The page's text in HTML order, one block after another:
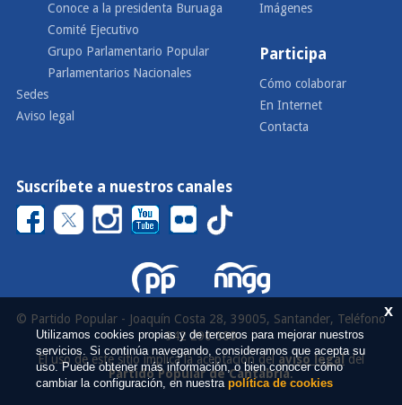
Conoce a la presidenta Buruaga
Comité Ejecutivo
Grupo Parlamentario Popular
Parlamentarios Nacionales
Sedes
Aviso legal
Imágenes
Participa
Cómo colaborar
En Internet
Contacta
Suscríbete a nuestros canales
© Partido Popular - Joaquín Costa 28, 39005, Santander, Teléfono
942 290 000
El uso de este sitio implica la aceptación delaviso legaldel
Partido Popular de Cantabria.
x
Utilizamos cookies propias y de terceros para mejorar nuestros
servicios. Si continúa navegando, consideramos que acepta su
uso. Puede obtener más información, o bien conocer cómo
cambiar la configuración, en nuestra política de cookies